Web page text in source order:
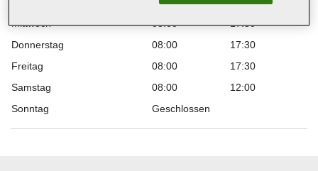
Mittwoch
08:00
17:30
Donnerstag
08:00
17:30
Freitag
08:00
17:30
Samstag
08:00
12:00
Sonntag
Geschlossen